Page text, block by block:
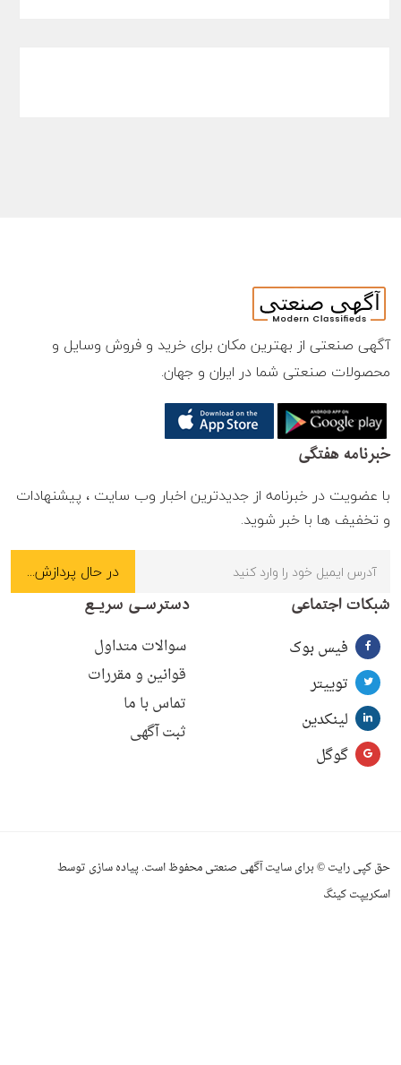
آگهی صنعتی از بهترین مکان برای خرید و فروش وسایل و
محصولات صنعتی شما در ایران و جهان.
خبرنامه هفتگی
با عضویت در خبرنامه از جدیدترین اخبار وب سایت ، پیشنهادات
و تخفیف ها با خبر شوید.
شبکات اجتماعی
فیس بوک
توییتر
لینکدین
گوگل
دسترسـی سریـع
سوالات متداول
قوانین و مقررات
تماس با ما
ثبت آگهی
حق کپی رایت © برای سایت آگهی صنعتی محفوظ است. پیاده سازی توسط
اسکریپت کینگ